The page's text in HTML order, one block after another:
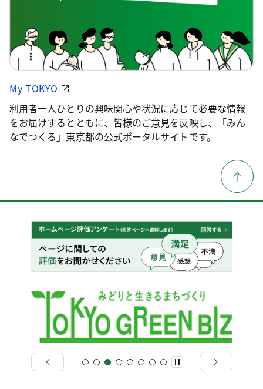
My TOKYO
利用者一人ひとりの興味関心や状況に応じて必要な情報
をお届けするとともに、皆様のご意見を反映し、「みん
なでつくる」東京都の公式ポータルサイトです。